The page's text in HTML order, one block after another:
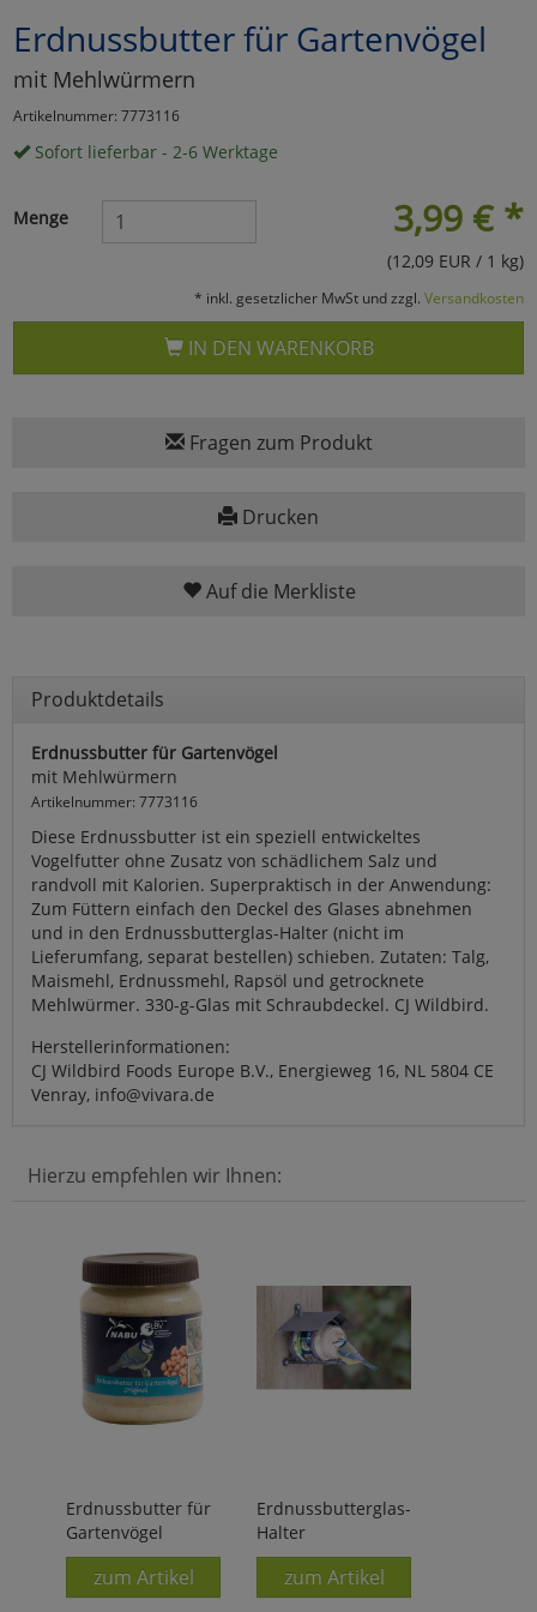
Erdnussbutter für Gartenvögel
mit Mehlwürmern
Artikelnummer: 7773116
Sofort lieferbar - 2-6 Werktage
3,99 € *
Menge
(12,09 EUR / 1 kg)
* inkl. gesetzlicher MwSt und zzgl. Versandkosten
IN DEN WARENKORB
Fragen zum Produkt
Drucken
Auf die Merkliste
Produktdetails
Erdnussbutter für Gartenvögel
mit Mehlwürmern
Artikelnummer: 7773116
Diese Erdnussbutter ist ein speziell entwickeltes
Vogelfutter ohne Zusatz von schädlichem Salz und
randvoll mit Kalorien. Superpraktisch in der Anwendung:
Zum Füttern einfach den Deckel des Glases abnehmen
und in den Erdnussbutterglas-Halter (nicht im
Lieferumfang, separat bestellen) schieben. Zutaten: Talg,
Maismehl, Erdnussmehl, Rapsöl und getrocknete
Mehlwürmer. 330-g-Glas mit Schraubdeckel. CJ Wildbird.
Herstellerinformationen:
CJ Wildbird Foods Europe B.V., Energieweg 16, NL 5804 CE
Venray, info@vivara.de
Hierzu empfehlen wir Ihnen:
Erdnussbutter für
Gartenvögel
zum Artikel
Erdnussbutterglas-
Halter
zum Artikel
Marketing
Umfragetools
Cookies
Alle Akzeptieren
zurückzu Haupptseite